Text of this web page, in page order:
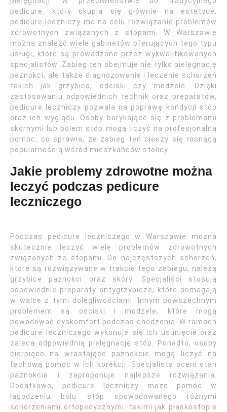
pedicure, który skupia się głównie na estetyce,
pedicure leczniczy ma na celu rozwiązanie problemów
zdrowotnych związanych z stopami. W Warszawie
można znaleźć wiele gabinetów oferujących tego typu
usługi, które są prowadzone przez wykwalifikowanych
specjalistów. Zabieg ten obejmuje nie tylko pielęgnację
paznokci, ale także diagnozowanie i leczenie schorzeń
takich jak grzybica, odciski czy modzele. Dzięki
zastosowaniu odpowiednich technik oraz preparatów,
pedicure leczniczy pozwala na poprawę kondycji stóp
oraz ich wyglądu. Osoby borykające się z problemami
skórnymi lub bólem stóp mogą liczyć na profesjonalną
pomoc, co sprawia, że zabieg ten cieszy się rosnącą
popularnością wśród mieszkańców stolicy.
Jakie problemy zdrowotne można
leczyć podczas pedicure
leczniczego
Podczas pedicure leczniczego w Warszawie można
skutecznie leczyć wiele problemów zdrowotnych
związanych ze stopami. Do najczęstszych schorzeń,
które są rozwiązywane w trakcie tego zabiegu, należą
grzybice paznokci oraz skóry. Specjaliści stosują
odpowiednie preparaty antygrzybicze, które pomagają
w walce z tymi dolegliwościami. Innym powszechnym
problemem są odciski i modzele, które mogą
powodować dyskomfort podczas chodzenia. W ramach
pedicure leczniczego wykonuje się ich usunięcie oraz
zaleca odpowiednią pielęgnację stóp. Ponadto, osoby
cierpiące na wrastające paznokcie mogą liczyć na
fachową pomoc w ich korekcji. Specjalista oceni stan
paznokcia i zaproponuje najlepsze rozwiązania.
Dodatkowo, pedicure leczniczy może pomóc w
łagodzeniu bólu stóp spowodowanego różnymi
schorzeniami ortopedycznymi, takimi jak płaskostopie